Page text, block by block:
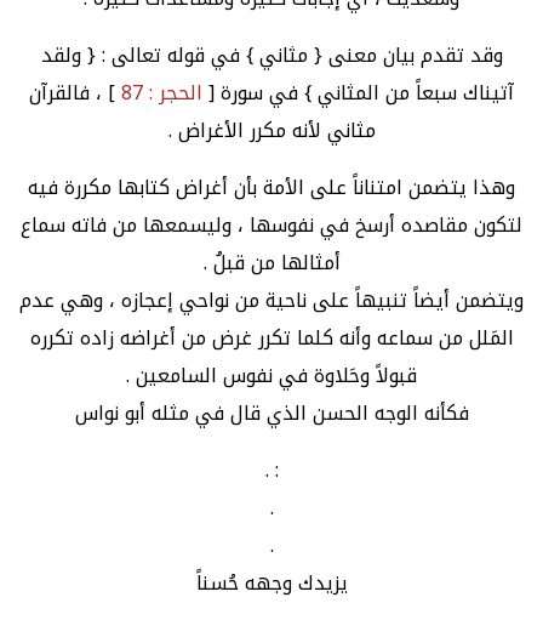
وقد تقدم بيان معنى { مثاني } في قوله تعالى : { ولقد
آتيناك سبعاً من المثاني } في سورة [الحجر : 87
] ، فالقرآن
مثاني لأنه مكرر الأغراض .
وهذا يتضمن امتناناً على الأمة بأن أغراض كتابها مكررة فيه
لتكون مقاصده أرسخ في نفوسها ، وليسمعها من فاته سماع
أمثالها من قبلُ .
ويتضمن أيضاً تنبيهاً على ناحية من نواحي إعجازه ، وهي عدم
المَلل من سماعه وأنه كلما تكرر غرض من أغراضه زاده تكرره
قبولاً وحَلاوة في نفوس السامعين .
فكأنه الوجه الحسن الذي قال في مثله أبو نواس
: .
.
.
يزيدك وجهه حُسناً